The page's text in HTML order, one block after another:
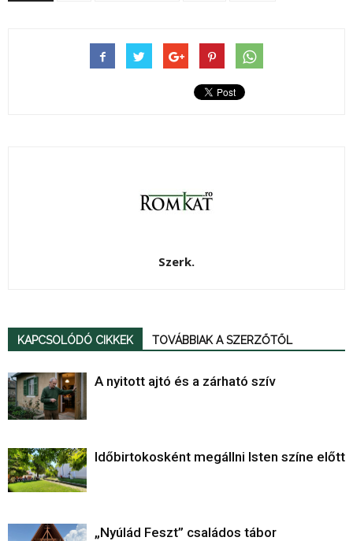
Szerk.
KAPCSOLÓDÓ CIKKEK TOVÁBBIAK A SZERZŐTŐL
A nyitott ajtó és a zárható szív
Időbirtokosként megállni Isten színe előtt
„Nyúlád Feszt” családos tábor